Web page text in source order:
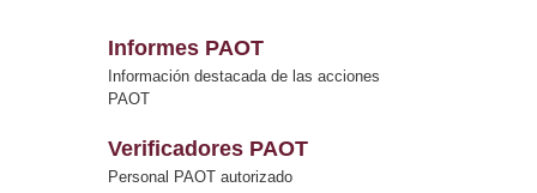
Informes PAOT
Información destacada de las acciones
PAOT
Verificadores PAOT
Personal PAOT autorizado